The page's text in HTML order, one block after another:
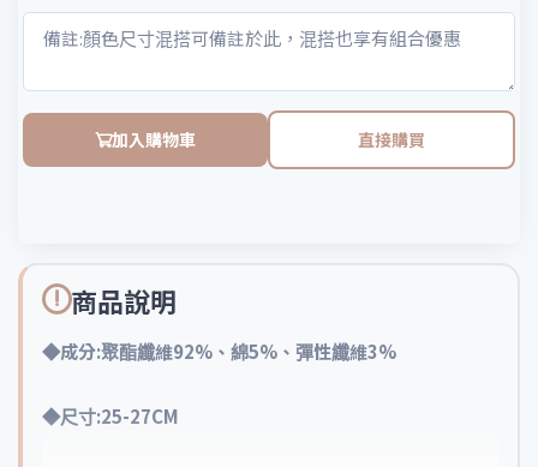
加入購物車 直接購買
商品說明
◆成分:聚酯纖維92%、綿5%、彈性纖維3%
◆尺寸:25-27CM